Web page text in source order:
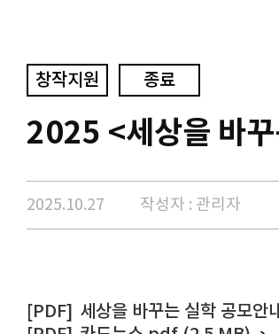
창작지원 종료
2025 <세상을 바
2025.10.27 작성자 : 관리자
세상을 바꾸는 실학 공모